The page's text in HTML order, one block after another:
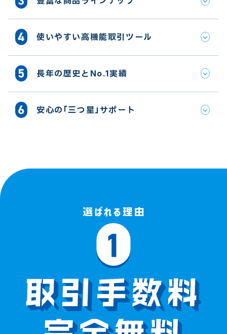
使いやすい高機能取引ツール
長年の歴史とNo.1実績
安心の「三つ星」サポート